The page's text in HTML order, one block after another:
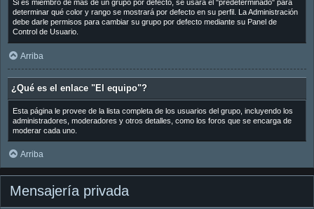
Si es miembro de más de un grupo por defecto, se usará el "predeterminado" para
determinar qué color y rango se mostrará por defecto en su perfil. La Administración
debe darle permisos para cambiar su grupo por defecto mediante su Panel de
Control de Usuario.
Arriba
¿Qué es el enlace "El equipo"?
Esta página le provee de la lista completa de los usuarios del grupo, incluyendo los
administradores, moderadores y otros detalles, como los foros que se encarga de
moderar cada uno.
Arriba
Mensajería privada